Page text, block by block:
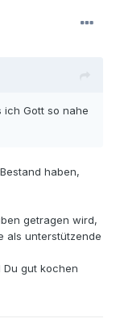
ich Gott so nahe
haben,
getragen wird,
als unterstützende
Du gut kochen